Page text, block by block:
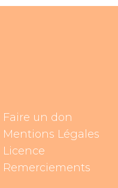
Faire un don
Mentions Légales
Licence
Remerciements